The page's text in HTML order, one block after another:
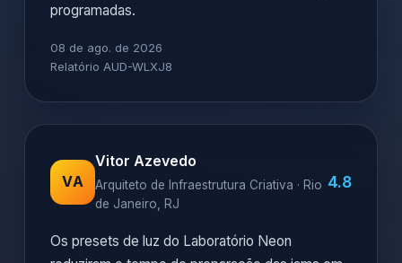
programadas.
08 de ago. de 2026
Relatório AUD-WLXJ8
VA
Vitor Azevedo
Arquiteto de Infraestrutura Criativa · Rio
de Janeiro, RJ
4.8
Os presets de luz do Laboratório Neon